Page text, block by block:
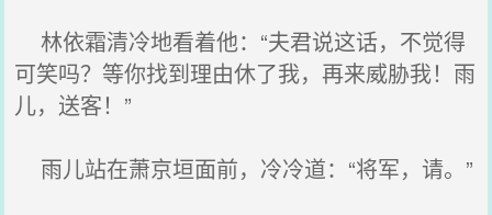
林依霜清冷地看着他：“夫君说这话，不觉得
可笑吗？等你找到理由休了我，再来威胁我！雨
儿，送客！”
雨儿站在萧京垣面前，冷冷道：“将军，请。”